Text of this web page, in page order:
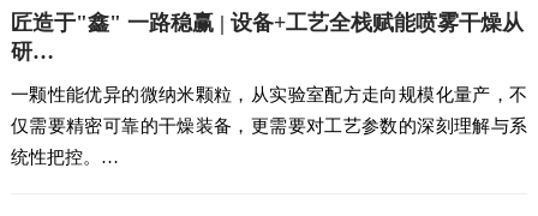
匠造于"鑫" 一路稳赢 | 设备+工艺全栈赋能喷雾干燥从
研…
一颗性能优异的微纳米颗粒，从实验室配方走向规模化量产，不
仅需要精密可靠的干燥装备，更需要对工艺参数的深刻理解与系
统性把控。…